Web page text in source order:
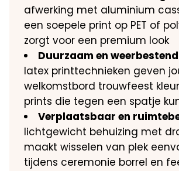
afwerking met aluminium
een soepele print op PET of
zorgt voor een premium look
Duurzaam en
latex printtechnieken geven
welkomstbord trouwfeest
prints die tegen een spatje
Verplaatsbaar en
lichtgewicht behuizing met
maakt wisselen van plek
tijdens ceremonie borrel en